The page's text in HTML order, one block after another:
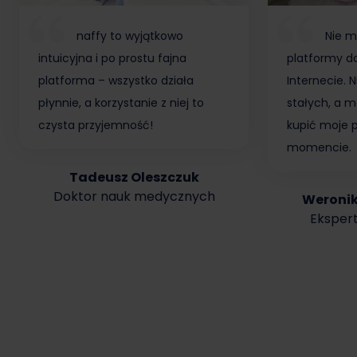
naffy to wyjątkowo
intuicyjna i po prostu fajna
platforma – wszystko działa
płynnie, a korzystanie z niej to
czysta przyjemność!
Tadeusz Oleszczuk
Doktor nauk medycznych
Nie
platformy
Internecie.
stałych, a
kupić moje
momencie.